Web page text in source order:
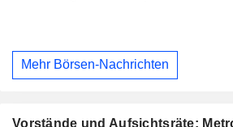
Mehr Börsen-Nachrichten
Vorstände und Aufsichtsräte: